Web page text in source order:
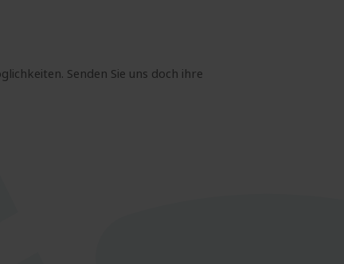
Senden Sie uns doch ihre